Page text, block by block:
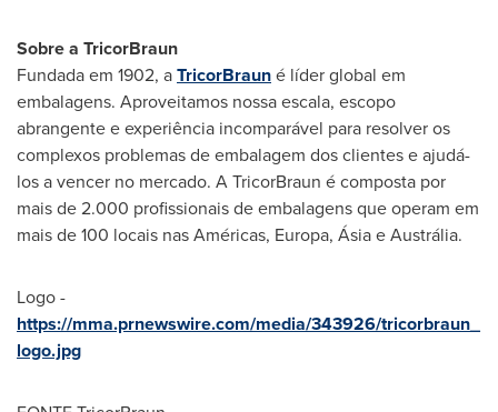
Sobre a TricorBraun
Fundada em 1902, aTricorBrauné líder global em
embalagens. Aproveitamos nossa escala, escopo
abrangente e experiência incomparável para resolver os
complexos problemas de embalagem dos clientes e ajudá-
los a vencer no mercado. A TricorBraun é composta por
mais de 2.000 profissionais de embalagens que operam em
mais de 100 locais nas Américas, Europa, Ásia e Austrália.
Logo -
https://mma.prnewswire.com/media/343926/tricorbraun_
logo.jpg